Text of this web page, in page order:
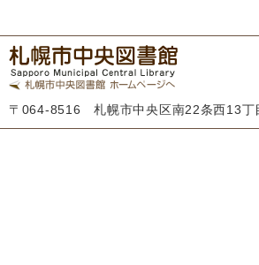
〒064-8516 札幌市中央区南22条西13